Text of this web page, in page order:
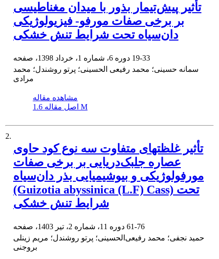
تأثیر پیش‌تیمار بذور با میدان مغناطیسی
بر برخی صفات مورفو- فیزیولوژیکی
دان‌سیاه تحت شرایط تنش خشکی
19-33
سمانه حسینی؛ محمد رفیعی الحسینی؛ پرتو روشندل؛ محمد
مرادی
مشاهده مقاله
اصل مقاله 1.6 M
2.
تأثیر غلظتهای متفاوت سه نوع کود حاوی
عصاره جلبک‌دریایی بر برخی صفات
مورفولوژیکی و بیوشیمیایی بذر دان‌سیاه
(Guizotia abyssinica (L.F) Cass) تحت
شرایط تنش خشکی
61-76
حمید نجفی؛ محمد رفیعی‌الحسینی؛ پرتو روشندل؛ مریم زینلی
بروجنی